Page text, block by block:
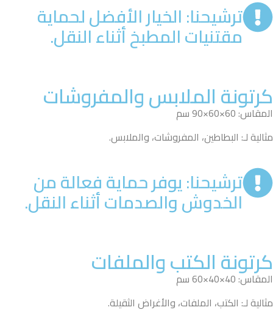
ترشيحنا: الخيار الأفضل لحماية
مقتنيات المطبخ أثناء النقل.
كرتونة الملابس والمفروشات
المقاس: 60×60×90 سم
مثالية لـ: البطاطين، المفروشات، والملابس.
ترشيحنا: يوفر حماية فعالة من
الخدوش والصدمات أثناء النقل.
كرتونة الكتب والملفات
المقاس: 40×40×60 سم
مثالية لـ: الكتب، الملفات، والأغراض الثقيلة.